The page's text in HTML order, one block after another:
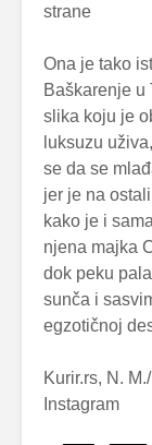
strane
Ona je tako
Baškarenje u
slika koju je
luksuzu
se da se
jer je na
kako je i
njena majka
dok peku
sunča i
egzotičnoj
Kurir.rs, N.
Instagram